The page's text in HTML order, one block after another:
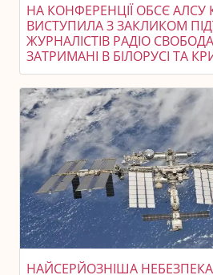
НА КОНФЕРЕНЦІЇ ОБСЄ
ВИСТУПИЛА З ЗАКЛИКОМ
ЖУРНАЛІСТІВ РАДІО
ЗАТРИМАНІ В БІЛОРУСІ ТА
НАЙСЕРЙОЗНІША